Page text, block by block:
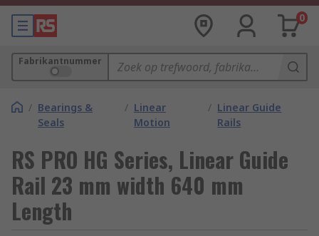
0
Fabrikantnummer
/ Bearings &
Seals
/ Linear
Motion
/ Linear Guide
Rails
RS PRO HG Series, Linear Guide
Rail 23 mm width 640 mm
Length